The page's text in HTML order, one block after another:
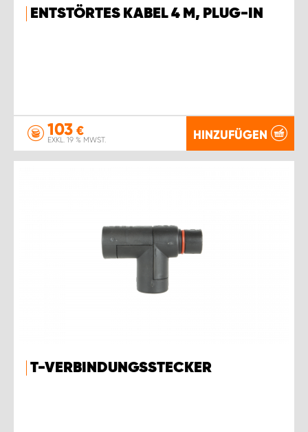
ENTSTÖRTES KABEL 4 M, PLUG-IN
103 €
EXKL. 19 % MWST. HINZUFÜGEN
T-VERBINDUNGSSTECKER